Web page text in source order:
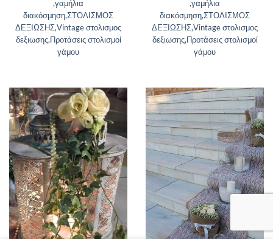
,γαμήλια
διακόσμηση,ΣΤΟΛΙΣΜΟΣ
ΔΕΞΙΩΣΗΣ,Vintage στολισμος
δεξιωσης,Προτάσεις στολισμοί
γάμου
,γαμήλια
διακόσμηση,ΣΤΟΛΙΣΜΟΣ
ΔΕΞΙΩΣΗΣ,Vintage στολισμος
δεξιωσης,Προτάσεις στολισμοί
γάμου